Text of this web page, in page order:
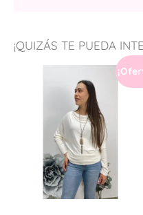
¡QUIZÁS TE PUEDA